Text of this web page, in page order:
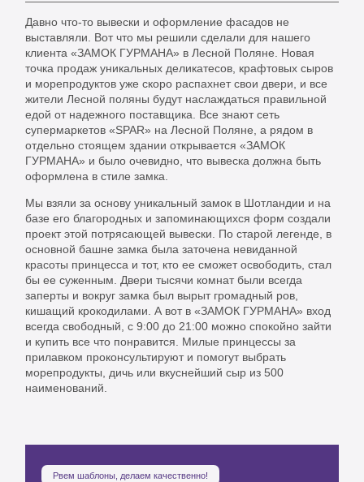
Давно что-то вывески и оформление фасадов не
выставляли. Вот что мы решили сделали для нашего
клиента «ЗАМОК ГУРМАНА» в Лесной Поляне. Новая
точка продаж уникальных деликатесов, крафтовых сыров
и морепродуктов уже скоро распахнет свои двери, и все
жители Лесной поляны будут наслаждаться правильной
едой от надежного поставщика. Все знают сеть
супермаркетов «SPAR» на Лесной Поляне, а рядом в
отдельно стоящем здании открывается «ЗАМОК
ГУРМАНА» и было очевидно, что вывеска должна быть
оформлена в стиле замка.
Мы взяли за основу уникальный замок в Шотландии и на
базе его благородных и запоминающихся форм создали
проект этой потрясающей вывески. По старой легенде, в
основной башне замка была заточена невиданной
красоты принцесса и тот, кто ее сможет освободить, стал
бы ее суженным. Двери тысячи комнат были всегда
заперты и вокруг замка был вырыт громадный ров,
кишащий крокодилами. А вот в «ЗАМОК ГУРМАНА» вход
всегда свободный, с 9:00 до 21:00 можно спокойно зайти
и купить все что понравится. Милые принцессы за
прилавком проконсультируют и помогут выбрать
морепродукты, дичь или вкуснейший сыр из 500
наименований.
Рвем шаблоны, делаем качественно!